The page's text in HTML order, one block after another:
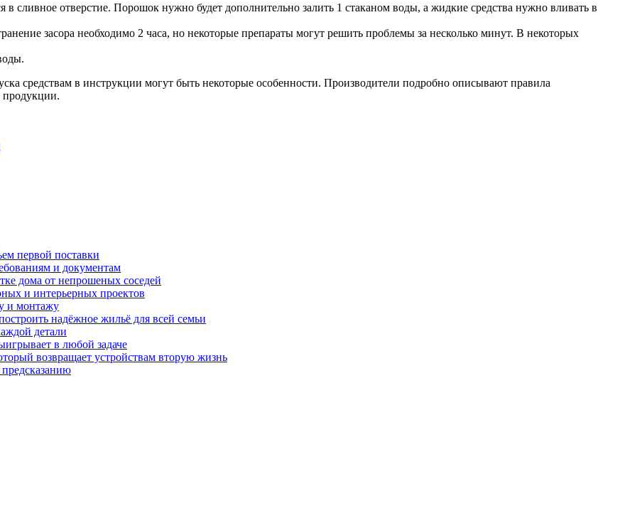
в сливное отверстие. Порошок нужно будет дополнительно залить 1 стаканом воды, а жидкие средства нужно вливать в
засора необходимо 2 часа, но некоторые препараты могут решить проблемы за несколько минут. В некоторых
средствам в инструкции могут быть некоторые особенности. Производители подробно описывают правила
продукции.
первой поставки
и документам
дома от непрошеных соседей
и интерьерных проектов
и монтажу
надёжное жильё для всей семьи
детали
в любой задаче
возвращает устройствам вторую жизнь